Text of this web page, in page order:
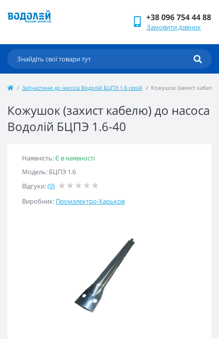
+38 096 754 44 88
Замовити дзвінок
Запчастини до насоса Водолій БЦПЭ 1.6 серій Кожушок (захист
Кожушок (захист кабелю) до насоса
Водолій БЦПЭ 1.6-40
Наявність:Є в наявності
Модель: БЦПЭ 1.6
Відгуки:(0)
Виробник: Промэлектро-Харьков